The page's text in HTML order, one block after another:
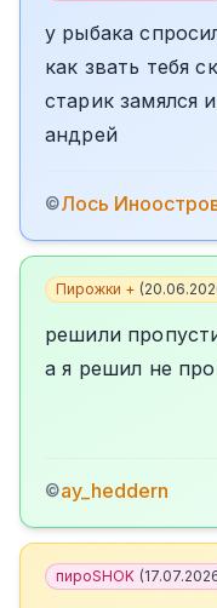
у рыбака
как звать тебя
старик замялся
андрей
©Лось
Пирожки + (
решили
а я решил не
©ay_heddern
пироSHOK (